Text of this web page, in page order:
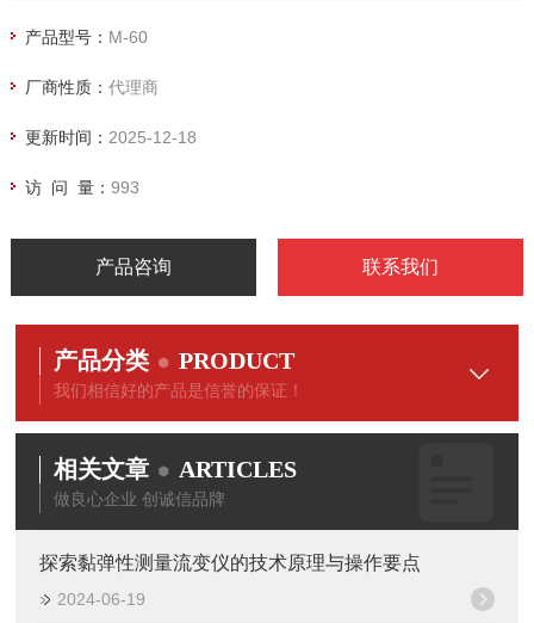
产品型号： M-60
厂商性质： 代理商
更新时间： 2025-12-18
访 问 量： 993
产品咨询 联系我们
产品分类 PRODUCT
我们相信好的产品是信誉的保证！
相关文章 ARTICLES
做良心企业 创诚信品牌
探索黏弹性测量流变仪的技术原理与操作要点
2024-06-19